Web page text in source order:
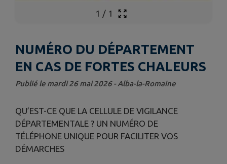
1 / 1
NUMÉRO DU DÉPARTEMENT
EN CAS DE FORTES CHALEURS
Publié le mardi 26 mai 2026 - Alba-la-Romaine
QU’EST-CE QUE LA CELLULE DE VIGILANCE
DÉPARTEMENTALE ? UN NUMÉRO DE
TÉLÉPHONE UNIQUE POUR FACILITER VOS
DÉMARCHES